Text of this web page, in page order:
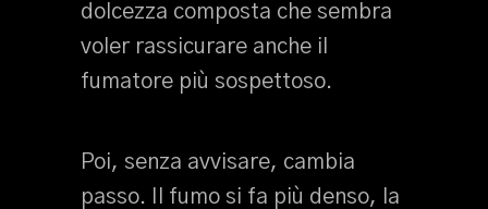
dolcezza composta che sembra
voler rassicurare anche il
fumatore più sospettoso.
Poi, senza avvisare, cambia
passo. Il fumo si fa più denso, la